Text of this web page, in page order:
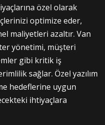
özel olarak
optimize eder,
maliyetleri azaltır. Van
yönetimi, müşteri
gibi kritik iş
sağlar. Özel yazılım
hedeflerine uygun
ihtiyaçlara